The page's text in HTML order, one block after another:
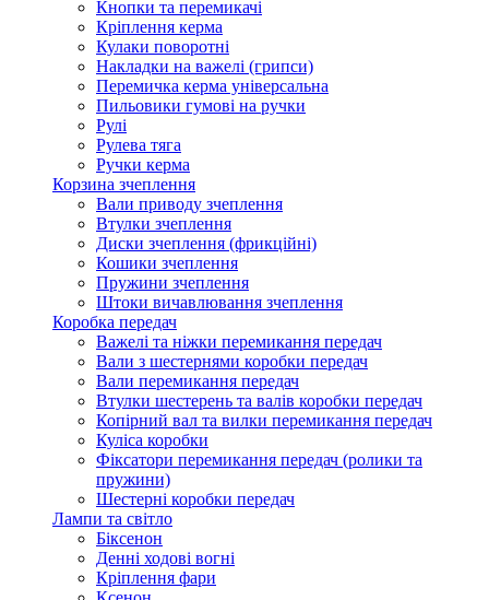
Кнопки та перемикачі
Кріплення керма
Кулаки поворотні
Накладки на важелі (грипси)
Перемичка керма універсальна
Пильовики гумові на ручки
Рулі
Рулева тяга
Ручки керма
Корзина зчеплення
Вали приводу зчеплення
Втулки зчеплення
Диски зчеплення (фрикційні)
Кошики зчеплення
Пружини зчеплення
Штоки вичавлювання зчеплення
Коробка передач
Важелі та ніжки перемикання передач
Вали з шестернями коробки передач
Вали перемикання передач
Втулки шестерень та валів коробки передач
Копірний вал та вилки перемикання передач
Куліса коробки
Фіксатори перемикання передач (ролики та
пружини)
Шестерні коробки передач
Лампи та світло
Біксенон
Денні ходові вогні
Кріплення фари